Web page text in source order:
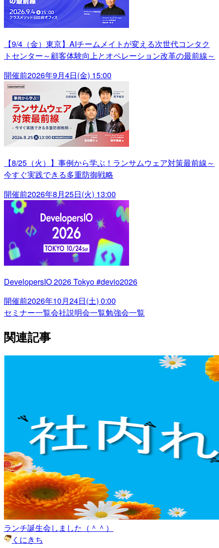
【9/4（金）東京】AIチームメイトが変える次世代コンタク
トセンター～顧客体験向上とオペレーション改革の最前線～
開催前2026年9月4日(金) 15:00
【8/25（火）】事例から学ぶ！ランサムウェア対策最前線～
今すぐ実践できる多重防御戦略
開催前2026年8月25日(火) 13:00
DevelopersIO 2026 Tokyo #devio2026
開催前2026年10月24日(土) 0:00
セミナー一覧会社説明会一覧勉強会一覧
関連記事
ランチ誕生会しました（＾＾）
くにきち